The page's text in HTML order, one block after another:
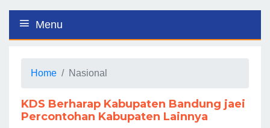
Menu
Home Nasional
KDS Berharap Kabupaten Bandung jaei
Percontohan Kabupaten Lainnya